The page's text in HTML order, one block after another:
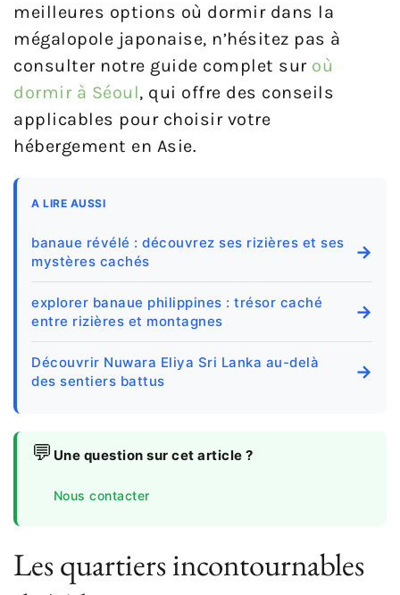
meilleures options où dormir dans la
mégalopole japonaise, n’hésitez pas à
consulter notre guide complet sur où
dormir à Séoul, qui offre des conseils
applicables pour choisir votre
hébergement en Asie.
A LIRE AUSSI
banaue révélé : découvrez ses rizières et ses
mystères cachés
→
explorer banaue philippines : trésor caché
entre rizières et montagnes
→
Découvrir Nuwara Eliya Sri Lanka au-delà
des sentiers battus
→
💬 Une question sur cet article ?
Nous contacter
Les quartiers incontournables